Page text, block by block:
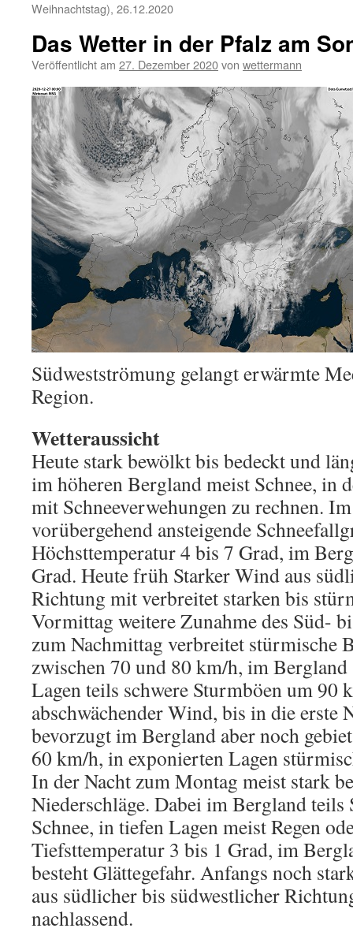
Weihnachtstag), 26.12.2020
Das Wetter in der Pfalz am
Veröffentlicht am 27. Dezember 2020von wettermann
Südwestströmung gelangt erwärmte
Region.
Wetteraussicht
Heute stark bewölkt bis bedeckt und
im höheren Bergland meist Schnee, in
mit Schneeverwehungen zu rechnen.
vorübergehend ansteigende
Höchsttemperatur 4 bis 7 Grad, im
Grad. Heute früh Starker Wind aus
Richtung mit verbreitet starken bis
Vormittag weitere Zunahme des Süd-
zum Nachmittag verbreitet stürmische
zwischen 70 und 80 km/h, im
Lagen teils schwere Sturmböen um 90
abschwächender Wind, bis in die erste
bevorzugt im Bergland aber noch
60 km/h, in exponierten Lagen
In der Nacht zum Montag meist stark
Niederschläge. Dabei im Bergland teils
Schnee, in tiefen Lagen meist Regen
Tiefsttemperatur 3 bis 1 Grad, im
besteht Glättegefahr. Anfangs noch
aus südlicher bis südwestlicher
nachlassend.